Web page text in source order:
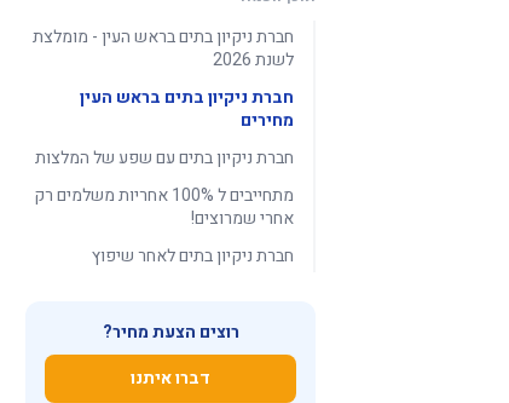
חברת ניקיון בתים בראש העין - מומלצת
לשנת 2026
חברת ניקיון בתים בראש העין
מחירים
חברת ניקיון בתים עם שפע של המלצות
מתחייבים ל 100% אחריות משלמים רק
אחרי שמרוצים!
חברת ניקיון בתים לאחר שיפוץ
רוצים הצעת מחיר?
דברו איתנו